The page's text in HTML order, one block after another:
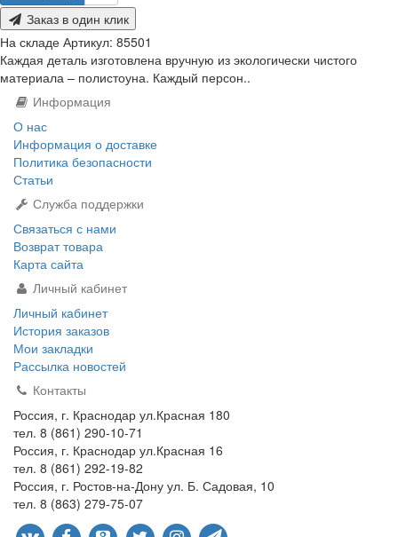
Заказ в один клик
На складе Артикул: 85501
Каждая деталь изготовлена вручную из экологически чистого
материала – полистоуна. Каждый персон..
Информация
О нас
Информация о доставке
Политика безопасности
Статьи
Служба поддержки
Связаться с нами
Возврат товара
Карта сайта
Личный кабинет
Личный кабинет
История заказов
Мои закладки
Рассылка новостей
Контакты
Россия, г. Краснодар ул.Красная 180
тел. 8 (861) 290-10-71
Россия, г. Краснодар ул.Красная 16
тел. 8 (861) 292-19-82
Россия, г. Ростов-на-Дону ул. Б. Садовая, 10
тел. 8 (863) 279-75-07